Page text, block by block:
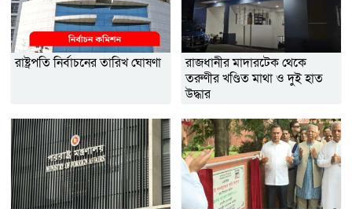
রাষ্ট্রপতি নির্বাচনের তারিখ ঘোষণা
রাজধানীর মাদারটেক থেকে
তরুণীর খণ্ডিত মাথা ও দুই হাত
উদ্ধার